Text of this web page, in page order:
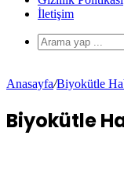
İletişim
Anasayfa/Biyokütle
Biyokütle